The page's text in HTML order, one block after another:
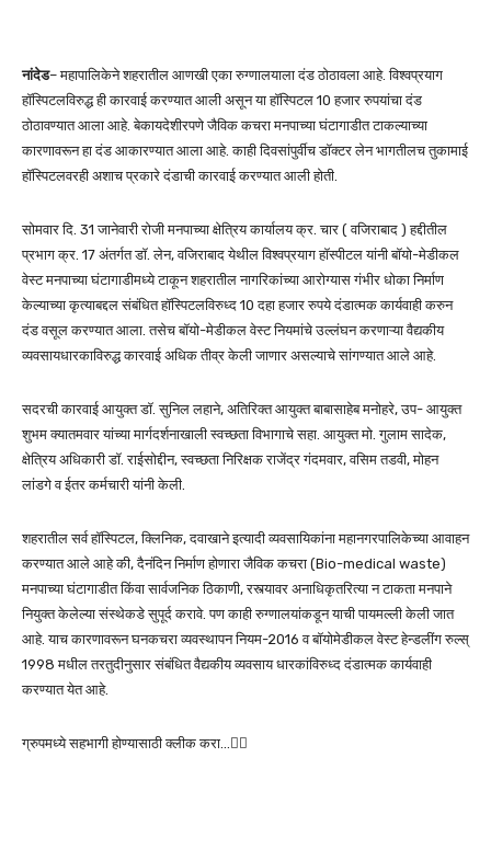
नांदेड– महापालिकेने शहरातील आणखी एका रुग्णालयाला दंड ठोठावला आहे. विश्वप्रयाग
हॉस्पिटलविरुद्ध ही कारवाई करण्यात आली असून या हॉस्पिटल 10 हजार रुपयांचा दंड
ठोठावण्यात आला आहे. बेकायदेशीरपणे जैविक कचरा मनपाच्या घंटागाडीत टाकल्याच्या
कारणावरून हा दंड आकारण्यात आला आहे. काही दिवसांपुर्वीच डॉक्टर लेन भागतीलच तुकामाई
हॉस्पिटलवरही अशाच प्रकारे दंडाची कारवाई करण्यात आली होती.
सोमवार दि. 31 जानेवारी रोजी मनपाच्या क्षेत्रिय कार्यालय क्र. चार ( वजिराबाद ) हद्दीतील
प्रभाग क्र. 17 अंतर्गत डॉ. लेन, वजिराबाद येथील विश्वप्रयाग हॉस्पीटल यांनी बॉयो-मेडीकल
वेस्ट मनपाच्या घंटागाडीमध्ये टाकून शहरातील नागरिकांच्या आरोग्यास गंभीर धोका निर्माण
केल्याच्या कृत्याबद्दल संबंधित हॉस्पिटलविरुध्द 10 दहा हजार रुपये दंडात्मक कार्यवाही करुन
दंड वसूल करण्यात आला. तसेच बॉयो-मेडीकल वेस्ट नियमांचे उल्लंघन करणाऱ्या वैद्यकीय
व्यवसायधारकाविरुद्ध कारवाई अधिक तीव्र केली जाणार असल्याचे सांगण्यात आले आहे.
सदरची कारवाई आयुक्त डॉ. सुनिल लहाने, अतिरिक्त आयुक्त बाबासाहेब मनोहरे, उप- आयुक्त
शुभम क्यातमवार यांच्या मार्गदर्शनाखाली स्वच्छता विभागाचे सहा. आयुक्त मो. गुलाम सादेक,
क्षेत्रिय अधिकारी डॉ. राईसोद्दीन, स्वच्छता निरिक्षक राजेंद्र गंदमवार, वसिम तडवी, मोहन
लांडगे व ईतर कर्मचारी यांनी केली.
शहरातील सर्व हॉस्पिटल, क्लिनिक, दवाखाने इत्यादी व्यवसायिकांना महानगरपालिकेच्या आवाहन
करण्यात आले आहे की, दैनंदिन निर्माण होणारा जैविक कचरा (Bio-medical waste)
मनपाच्या घंटागाडीत किंवा सार्वजनिक ठिकाणी, रस्त्यावर अनाधिकृतरित्या न टाकता मनपाने
नियुक्त केलेल्या संस्थेकडे सुपूर्द करावे. पण काही रुग्णालयांकडून याची पायमल्ली केली जात
आहे. याच कारणावरून घनकचरा व्यवस्थापन नियम-2016 व बॉयोमेडीकल वेस्ट हेन्डलींग रुल्स्
1998 मधील तरतुदीनुसार संबंधित वैद्यकीय व्यवसाय धारकांविरुध्द दंडात्मक कार्यवाही
करण्यात येत आहे.
ग्रुपमध्ये सहभागी होण्यासाठी क्लीक करा…👆🏻